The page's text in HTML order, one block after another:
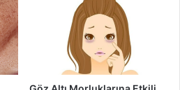
Nelerdir
bir başka seçenek de